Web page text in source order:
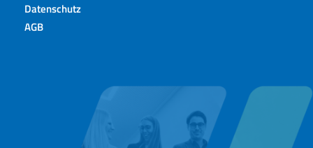
Datenschutz
AGB